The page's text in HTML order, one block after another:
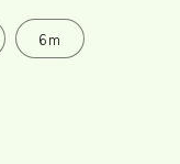
6m